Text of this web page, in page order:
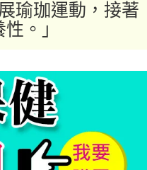
瑜珈運動，接著
。」